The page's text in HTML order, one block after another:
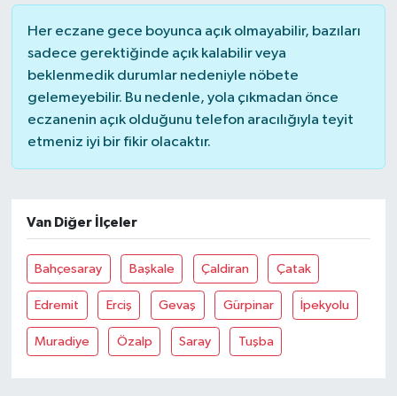
Her eczane gece boyunca açık olmayabilir, bazıları
sadece gerektiğinde açık kalabilir veya
beklenmedik durumlar nedeniyle nöbete
gelemeyebilir. Bu nedenle, yola çıkmadan önce
eczanenin açık olduğunu telefon aracılığıyla teyit
etmeniz iyi bir fikir olacaktır.
Van Diğer İlçeler
Bahçesaray Başkale Çaldiran Çatak
Edremit Erciş Gevaş Gürpinar İpekyolu
Muradiye Özalp Saray Tuşba